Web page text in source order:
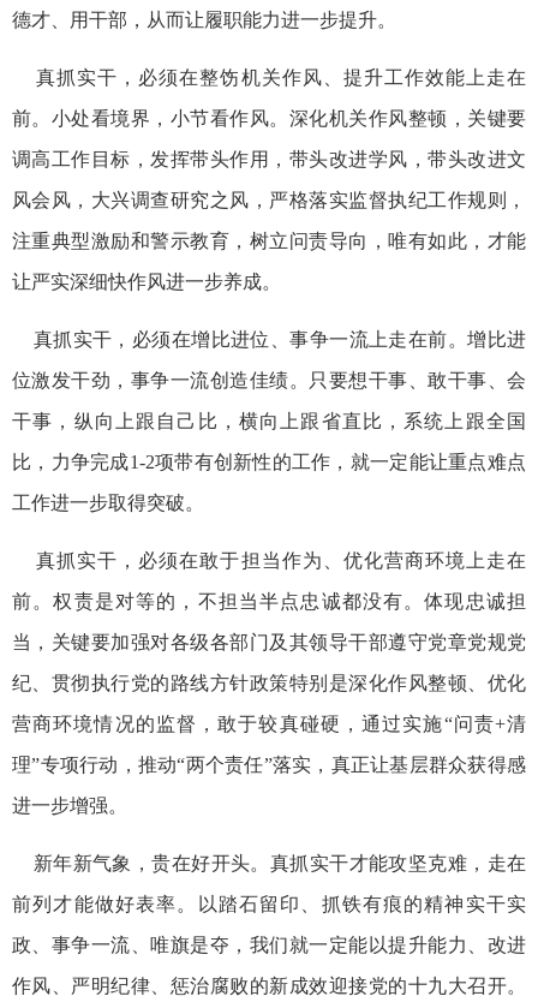
德才、用干部，从而让履职能力进一步提升。
真抓实干，必须在整饬机关作风、提升工作效能上走在
前。小处看境界，小节看作风。深化机关作风整顿，关键要
调高工作目标，发挥带头作用，带头改进学风，带头改进文
风会风，大兴调查研究之风，严格落实监督执纪工作规则，
注重典型激励和警示教育，树立问责导向，唯有如此，才能
让严实深细快作风进一步养成。
真抓实干，必须在增比进位、事争一流上走在前。增比进
位激发干劲，事争一流创造佳绩。只要想干事、敢干事、会
干事，纵向上跟自己比，横向上跟省直比，系统上跟全国
比，力争完成1-2项带有创新性的工作，就一定能让重点难点
工作进一步取得突破。
真抓实干，必须在敢于担当作为、优化营商环境上走在
前。权责是对等的，不担当半点忠诚都没有。体现忠诚担
当，关键要加强对各级各部门及其领导干部遵守党章党规党
纪、贯彻执行党的路线方针政策特别是深化作风整顿、优化
营商环境情况的监督，敢于较真碰硬，通过实施“问责+清
理”专项行动，推动“两个责任”落实，真正让基层群众获得感
进一步增强。
新年新气象，贵在好开头。真抓实干才能攻坚克难，走在
前列才能做好表率。以踏石留印、抓铁有痕的精神实干实
政、事争一流、唯旗是夺，我们就一定能以提升能力、改进
作风、严明纪律、惩治腐败的新成效迎接党的十九大召开。